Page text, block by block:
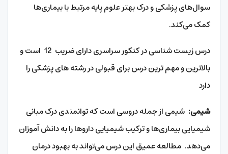
سوال‌های پزشکی و درک بهتر علوم پایه مرتبط با بیماری‌ها
کمک می‌کند.
درس زیست شناسی در کنکور سراسری دارای ضریب 12 است و
بالاترین و مهم ترین درس برای قبولی در رشته های پزشکی را
دارد
شیمی: شیمی از جمله دروسی است که توانمندی درک مبانی
شیمیایی بیماری‌ها و ترکیب شیمیایی داروها را به دانش آموزان
می‌دهد. مطالعه عمیق این درس می‌تواند به بهبود درمان